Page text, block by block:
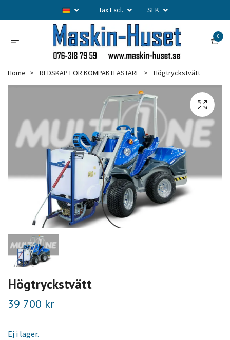
Tax Excl. SEK
0
Home REDSKAP FÖR KOMPAKTLASTARE Högtryckstvätt
Högtryckstvätt
39 700 kr
Ej i lager.